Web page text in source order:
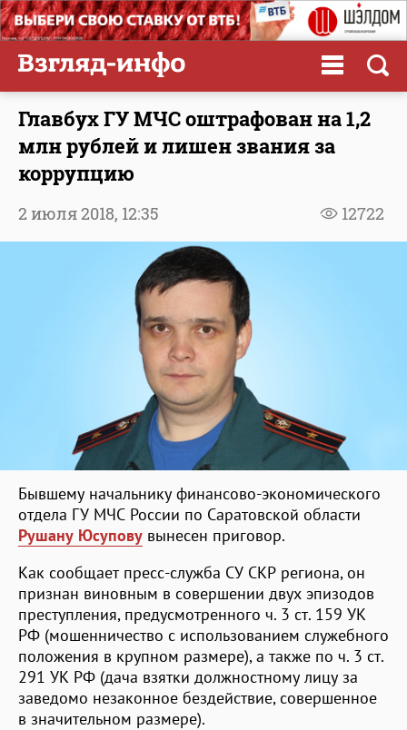
Главбух ГУ МЧС оштрафован на 1,2
млн рублей и лишен звания за
коррупцию
12722
2 июля 2018, 12:35
Бывшему начальнику финансово-экономического
отдела ГУ МЧС России по Саратовской области
Рушану Юсупову вынесен приговор.
Как сообщает пресс-служба СУ СКР региона, он
признан виновным в совершении двух эпизодов
преступления, предусмотренного ч. 3 ст. 159 УК
РФ (мошенничество с использованием служебного
положения в крупном размере), а также по ч. 3 ст.
291 УК РФ (дача взятки должностному лицу за
заведомо незаконное бездействие, совершенное
в значительном размере).